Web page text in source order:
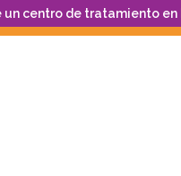
un centro de tratamiento en